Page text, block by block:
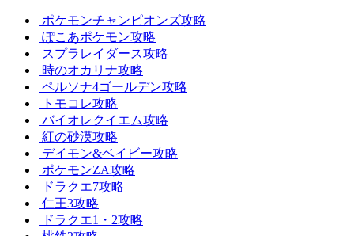
ポケモンチャンピオンズ攻略
ぽこあポケモン攻略
スプラレイダース攻略
時のオカリナ攻略
ペルソナ4ゴールデン攻略
トモコレ攻略
バイオレクイエム攻略
紅の砂漠攻略
デイモン&ベイビー攻略
ポケモンZA攻略
ドラクエ7攻略
仁王3攻略
ドラクエ1・2攻略